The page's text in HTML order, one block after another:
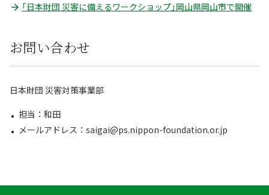
「日本財団 災害に備えるワークショップ」岡山県岡山市で開催
お問い合わせ
日本財団 災害対策事業部
担当：和田
メールアドレス：saigai@ps.nippon-foundation.or.jp